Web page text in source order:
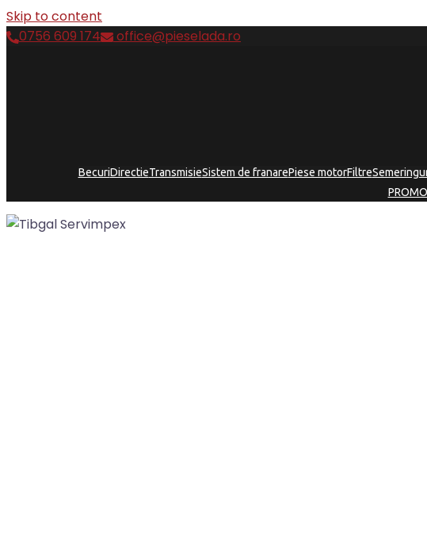
Skip to content
0756 609 174
office@pieselada.ro
BecuriDirectieTransmisieSistem de franarePiese motorFiltre